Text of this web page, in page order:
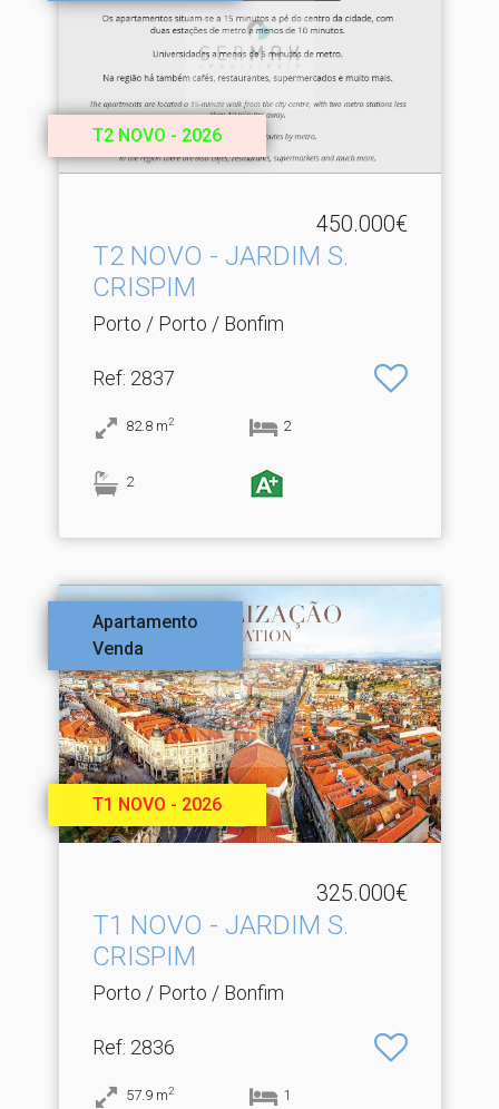
T2 NOVO - 2026
450.000€
T2 NOVO - JARDIM S.​
CRISPIM
Porto / Porto / Bonfim
Ref: 2837
82.8 m2 2
2
Apartamento
Venda
T1 NOVO - 2026
325.000€
T1 NOVO - JARDIM S.​
CRISPIM
Porto / Porto / Bonfim
Ref: 2836
57.9 m2 1